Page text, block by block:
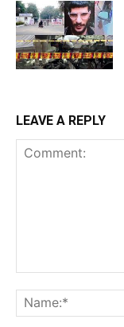
LEAVE A REPLY